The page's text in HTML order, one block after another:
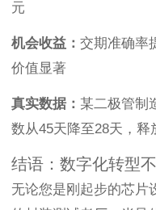
元
机会收益： 交期准确率
价值显著
真实数据： 某二极管制
数从45天降至28天，释
结语：数字化转型
无论您是刚起步的芯片